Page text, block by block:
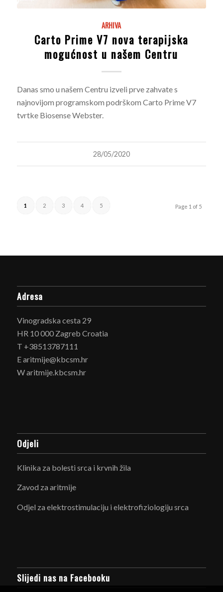
ARHIVA
Carto Prime V7 nova terapijska
mogućnost u našem Centru
Danas smo u našem Centru izveli prve zahvate s
najnovijom programskom podrškom Carto Prime V7
tvrtke Biosense Webster.
28/05/2020
Page 1 of 5
1 2 3 4 5
Adresa
Vinogradska cesta 29
HR 10 000 Zagreb Croatia
T +38513787111
E aritmije@kbcsm.hr
W aritmije.kbcsm.hr
Odjeli
Klinika za bolesti srca i krvnih žila
Zavod za aritmije
Odjel za elektrostimulaciju i elektrofiziologiju srca
Slijedi nas na Facebooku